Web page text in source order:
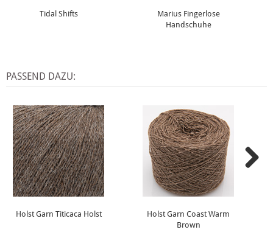
Tidal Shifts
Marius Fingerlose
Handschuhe
PASSEND DAZU:
Holst Garn Titicaca Holst
Holst Garn Coast Warm
Brown